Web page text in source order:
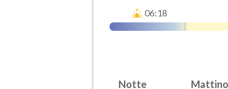
06:18
Notte Mattino